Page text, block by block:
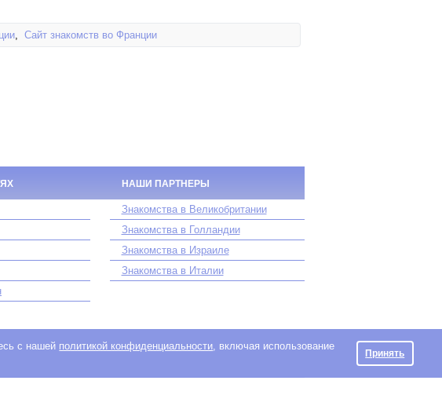
, Сайт знакомств во Франции
НАШИ ПАРТНЕРЫ
Знакомства в Великобритании
Знакомства в Голландии
Знакомства в Израиле
Знакомства в Италии
с нашей политикой конфиденциальности, включая использование
Принять